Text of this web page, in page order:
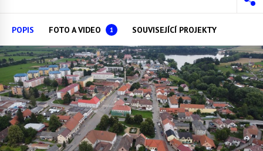
POPIS FOTO A VIDEO 1 SOUVISEJÍCÍ PROJEKTY